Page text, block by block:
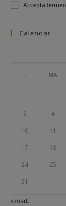
Accepta
Calendar
L MA
3 4
10 11
17 18
24 25
31
« mart.